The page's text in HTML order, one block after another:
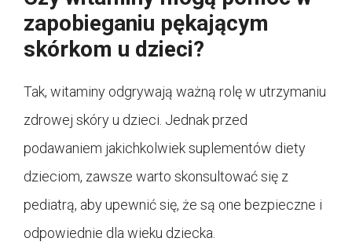
zapobieganiu pękającym
skórkom u dzieci?
Tak, witaminy odgrywają ważną rolę w utrzymaniu
zdrowej skóry u dzieci. Jednak przed
podawaniem jakichkolwiek suplementów diety
dzieciom, zawsze warto skonsultować się z
pediatrą, aby upewnić się, że są one bezpieczne i
odpowiednie dla wieku dziecka.